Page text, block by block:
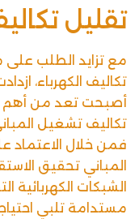
تقليل
مع تزايد الطلب على
تكاليف الكهرباء،
أصبحت تعد من أهم
تكاليف تشغيل
فمن خلال الاعتماد
المباني تحقيق
الشبكات الكهربائية
مستدامة تلبي